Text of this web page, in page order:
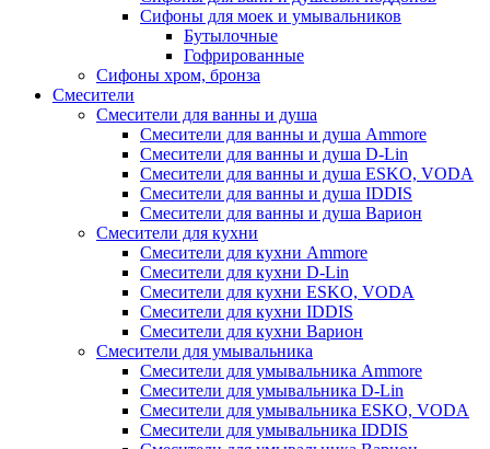
Сифоны для моек и умывальников
Бутылочные
Гофрированные
Сифоны хром, бронза
Смесители
Смесители для ванны и душа
Смесители для ванны и душа Ammore
Смесители для ванны и душа D-Lin
Смесители для ванны и душа ESKO, VODA
Смесители для ванны и душа IDDIS
Смесители для ванны и душа Варион
Смесители для кухни
Смесители для кухни Ammore
Смесители для кухни D-Lin
Смесители для кухни ESKO, VODA
Смесители для кухни IDDIS
Смесители для кухни Варион
Смесители для умывальника
Cмесители для умывальника Ammore
Смесители для умывальника D-Lin
Смесители для умывальника ESKO, VODA
Смесители для умывальника IDDIS